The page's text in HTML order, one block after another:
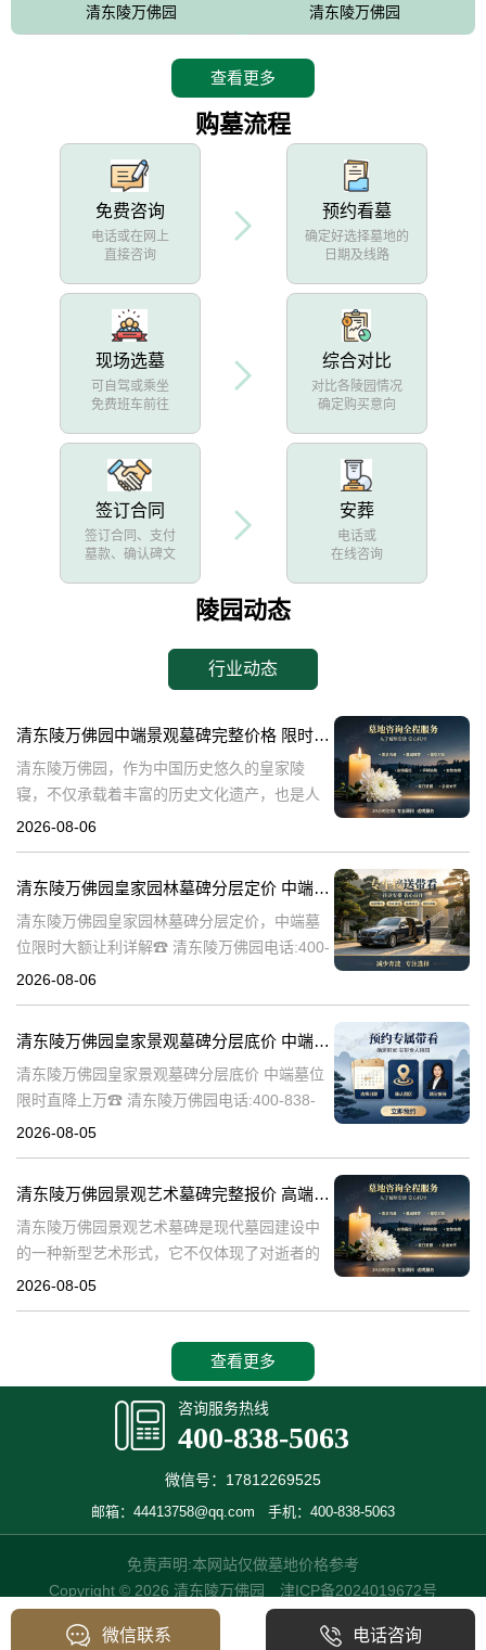
能适应不同消费阶层的需求，为客户提供墓碑设计制作服务、特色
清东陵万佛园 清东陵万佛园
查看更多
购墓流程
免费咨询
电话或在网上
直接咨询
预约看墓
确定好选择墓地的
日期及线路
现场选墓
可自驾或乘坐
免费班车前往
综合对比
对比各陵园情况
确定购买意向
签订合同
签订合同、支付
墓款、确认碑文
安葬
电话或
在线咨询
陵园动态
行业动态
清东陵万佛园中端景观墓碑完整价格 限时减免多年管理费详解
清东陵万佛园，作为中国历史悠久的皇家陵
寝，不仅承载着丰富的历史文化遗产，也是人
们缅怀先人、寄托哀思的重要场所。近年来，
清
2026-08-06
清东陵万佛园皇家园林墓碑分层定价 中端墓位限时大额让利详解
清东陵万佛园皇家园林墓碑分层定价，中端墓
位限时大额让利详解☎ 清东陵万佛园电话:400-
838-5063清东陵万佛园，作为中国历史上著名
2026-08-06
清东陵万佛园皇家景观墓碑分层底价 中端墓位限时直降上万
清东陵万佛园皇家景观墓碑分层底价 中端墓位
限时直降上万☎ 清东陵万佛园电话:400-838-
5063清东陵万佛园，作为中国历史上著名的皇
2026-08-05
清东陵万佛园景观艺术墓碑完整报价 高端墓型大额直降活动详解
清东陵万佛园景观艺术墓碑是现代墓园建设中
的一种新型艺术形式，它不仅体现了对逝者的
尊重和缅怀，更是一种文化艺术的传承。本文
2026-08-05
查看更多
咨询服务热线
400-838-5063
微信号：17812269525
邮箱：44413758@qq.com 手机：400-838-5063
免责声明:本网站仅做墓地价格参考
Copyright © 2026 清东陵万佛园 津ICP备2024019672号
微信联系 电话咨询